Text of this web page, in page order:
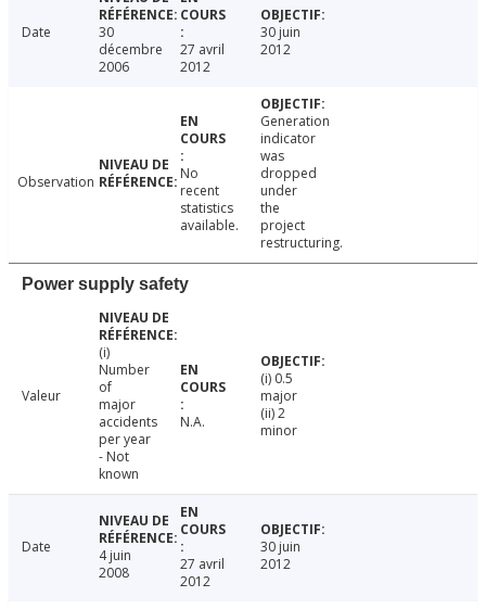
Date
30
décembre
2006
27 avril
2012
30 juin
2012
Observation
No
recent
statistics
available.
Generation
indicator
was
dropped
under
the
project
restructuring.
Power supply safety
Valeur
(i)
Number
of
major
accidents
per year
- Not
known
N.A.
(i) 0.5
major
(ii) 2
minor
Date
4 juin
2008
27 avril
2012
30 juin
2012